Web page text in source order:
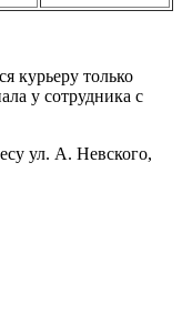
курьеру только
у сотрудника с
ул. А. Невского,